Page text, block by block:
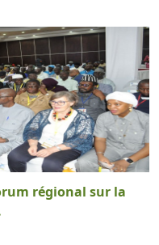
régional sur la